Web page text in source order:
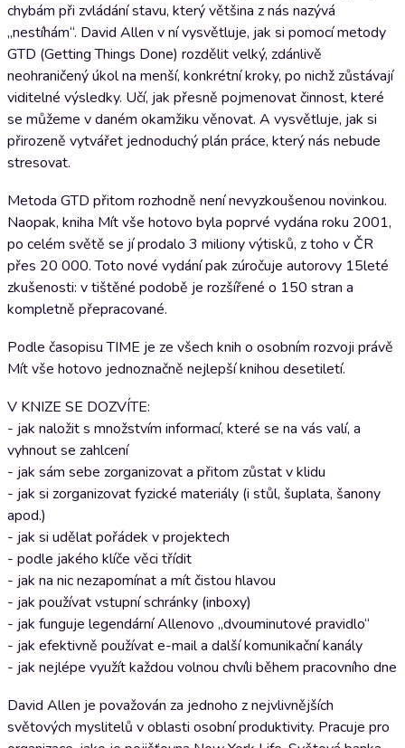
chybám při zvládání stavu, který většina z nás nazývá
„nestíhám“. David Allen v ní vysvětluje, jak si pomocí metody
GTD (Getting Things Done) rozdělit velký, zdánlivě
neohraničený úkol na menší, konkrétní kroky, po nichž zůstávají
viditelné výsledky. Učí, jak přesně pojmenovat činnost, které
se můžeme v daném okamžiku věnovat. A vysvětluje, jak si
přirozeně vytvářet jednoduchý plán práce, který nás nebude
stresovat.
Metoda GTD přitom rozhodně není nevyzkoušenou novinkou.
Naopak, kniha Mít vše hotovo byla poprvé vydána roku 2001,
po celém světě se jí prodalo 3 miliony výtisků, z toho v ČR
přes 20 000. Toto nové vydání pak zúročuje autorovy 15leté
zkušenosti: v tištěné podobě je rozšířené o 150 stran a
kompletně přepracované.
Podle časopisu TIME je ze všech knih o osobním rozvoji právě
Mít vše hotovo jednoznačně nejlepší knihou desetiletí.
V KNIZE SE DOZVÍTE:
- jak naložit s množstvím informací, které se na vás valí, a
vyhnout se zahlcení
- jak sám sebe zorganizovat a přitom zůstat v klidu
- jak si zorganizovat fyzické materiály (i stůl, šuplata, šanony
apod.)
- jak si udělat pořádek v projektech
- podle jakého klíče věci třídit
- jak na nic nezapomínat a mít čistou hlavou
- jak používat vstupní schránky (inboxy)
- jak funguje legendární Allenovo „dvouminutové pravidlo“
- jak efektivně používat e-mail a další komunikační kanály
- jak nejlépe využít každou volnou chvíli během pracovního dne
David Allen je považován za jednoho z nejvlivnějších
světových myslitelů v oblasti osobní produktivity. Pracuje pro